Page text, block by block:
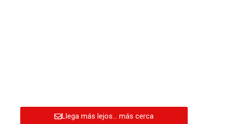
Llega más lejos… más cerca